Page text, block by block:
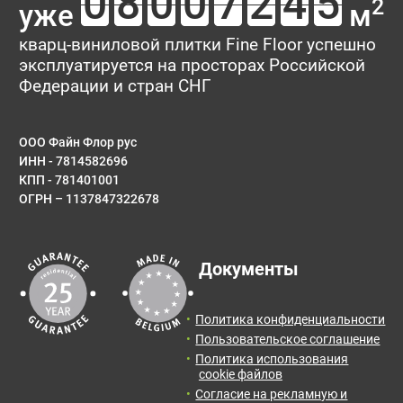
Тип укладки
Количество:
упак.
Итоговая
площадь:
0м2
Цена от:
Отправить заявку с расчетом менеджеру для
получения информации и оформления заказа.
Рейтинг:
Имя*
E-mail
Сообщение
уже м2
кварц-виниловой плитки Fine Floor успешно
эксплуатируется на просторах Российской
Федерации и стран СНГ
ООО Файн Флор рус
ИНН - 7814582696
КПП - 781401001
ОГРН – 1137847322678
Документы
Политика конфиденциальности
Пользовательское соглашение
Политика использования
cookie файлов
Согласие на рекламную и